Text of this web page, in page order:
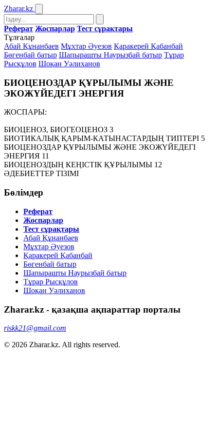
Zharar.kz
Реферат Жоспарлар Тест сұрақтары
Тұлғалар
Абай Құнанбаев Мұхтар Әуезов Қаракерей Қабанбай
Бөгенбай батыр Шапырашты Наурызбай батыр Тұрар
Рысқұлов Шоқан Уәлиханов
БИОЦЕНОЗДАР ҚҰРЫЛЫМЫ ЖӘНЕ
ЭКОЖҮЙЕДЕГІ ЭНЕРГИЯ
ЖОСПАРЫ:
БИОЦЕНОЗ, БИОГЕОЦЕНОЗ 3
БИОТИКАЛЫҚ ҚАРЫМ-КАТЫНАСТАРДЫҢ ТИПТЕРІ 5
БИОЦЕНОЗДАР ҚҰРЫЛЫМЫ ЖӘНЕ ЭКОЖҮЙЕДЕГІ
ЭНЕРГИЯ 11
БИОЦЕНОЗДЫҢ КЕҢІСТІК ҚҰРЫЛЫМЫ 12
ӘДЕБИЕТТЕР ТІЗІМІ
Бөлімдер
Реферат
Жоспарлар
Тест сұрақтары
Абай Құнанбаев
Мұхтар Әуезов
Қаракерей Қабанбай
Бөгенбай батыр
Шапырашты Наурызбай батыр
Тұрар Рысқұлов
Шоқан Уәлиханов
Zharar.kz - қазақша ақпараттар порталы
riskk21@gmail.com
© 2026 Zharar.kz. All rights reserved.